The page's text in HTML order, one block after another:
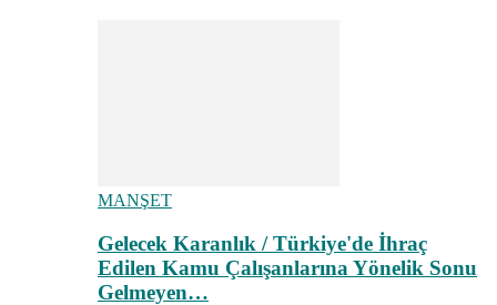
MANŞET
Gelecek Karanlık / Türkiye'de İhraç
Edilen Kamu Çalışanlarına Yönelik Sonu
Gelmeyen…